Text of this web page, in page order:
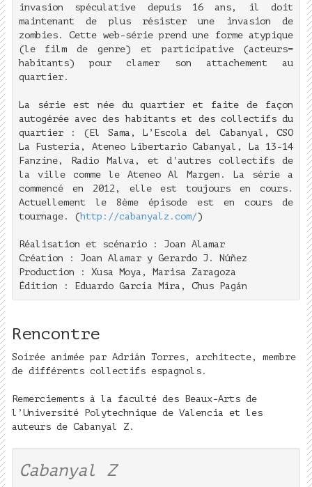
invasion spéculative depuis 16 ans, il doit
maintenant de plus résister une invasion de
zombies. Cette web-série prend une forme atypique
(le film de genre) et participative (acteurs=
habitants) pour clamer son attachement au
quartier.
La série est née du quartier et faite de façon
autogérée avec des habitants et des collectifs du
quartier : (El Sama, L’Escola del Cabanyal, CSO
La Fusteria, Ateneo Libertario Cabanyal, La 13-14
Fanzine, Radio Malva, et d'autres collectifs de
la ville comme le Ateneo Al Margen. La série a
commencé en 2012, elle est toujours en cours.
Actuellement le 8ème épisode est en cours de
tournage. (http://cabanyalz.com/)
Réalisation et scénario : Joan Alamar
Création : Joan Alamar y Gerardo J. Núñez
Production : Xusa Moya, Marisa Zaragoza
Édition : Eduardo García Mira, Chus Pagán
Rencontre
Soirée animée par Adrián Torres, architecte, membre
de différents collectifs espagnols.
Remerciements à la faculté des Beaux-Arts de
l’Université Polytechnique de Valencia et les
auteurs de Cabanyal Z.
Cabanyal Z